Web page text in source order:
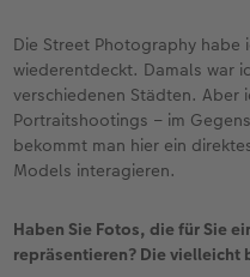
Die Street Photography habe
wiederentdeckt. Damals war
verschiedenen Städten. Aber
Portraitshootings – im
bekommt man hier ein
Models interagieren.
Haben Sie Fotos, die für Sie
repräsentieren? Die